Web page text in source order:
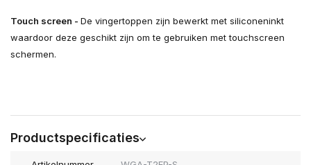
Touch screen - De vingertoppen zijn bewerkt met siliconeninkt
waardoor deze geschikt zijn om te gebruiken met touchscreen
schermen.
Productspecificaties